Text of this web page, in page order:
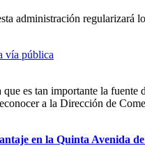
administración regularizará
es tan importante la
a la Dirección de
en la Quinta Avenida